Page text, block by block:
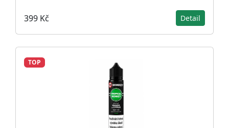
399 Kč Detail
TOP